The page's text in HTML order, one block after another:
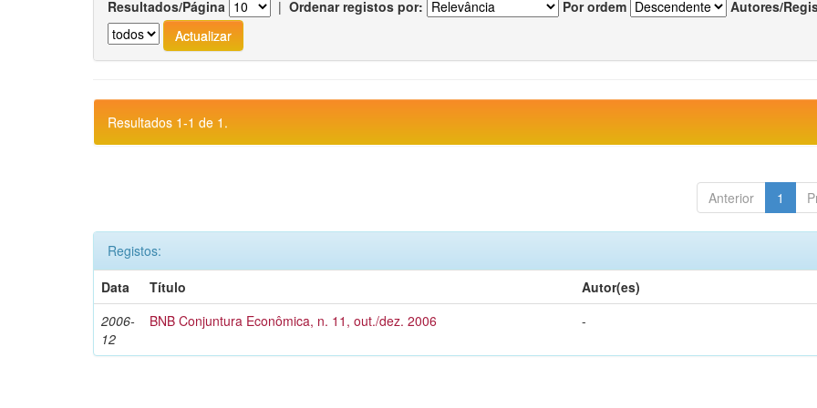
Resultados/Página | Ordenar registos por: Por ordem Autores/
Resultados 1-1 de 1.
Anterior 1
Registos:
Data
Título
Autor(es)
2006-
12
BNB Conjuntura Econômica, n. 11, out./dez. 2006 -